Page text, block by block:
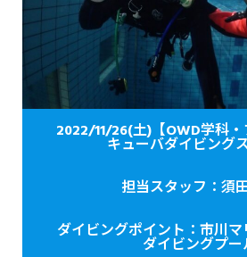
2022/11/26(土)【OWD学科
キューバダイビング
担当スタッフ：須
ダイビングポイント：市川マ
ダイビングプー